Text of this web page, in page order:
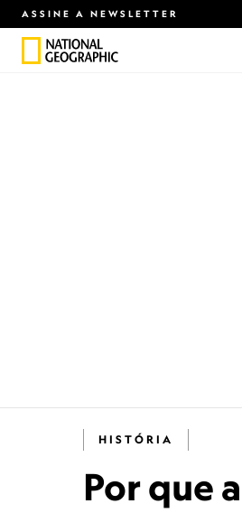
ASSINE A NEWSLETTER
HISTÓRIA
Por que